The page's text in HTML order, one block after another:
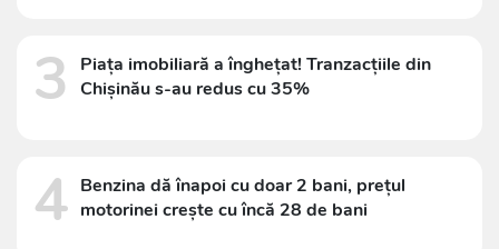
3
Piața imobiliară a înghețat! Tranzacțiile din
Chișinău s-au redus cu 35%
4 Benzina dă înapoi cu doar 2 bani, prețul
motorinei crește cu încă 28 de bani